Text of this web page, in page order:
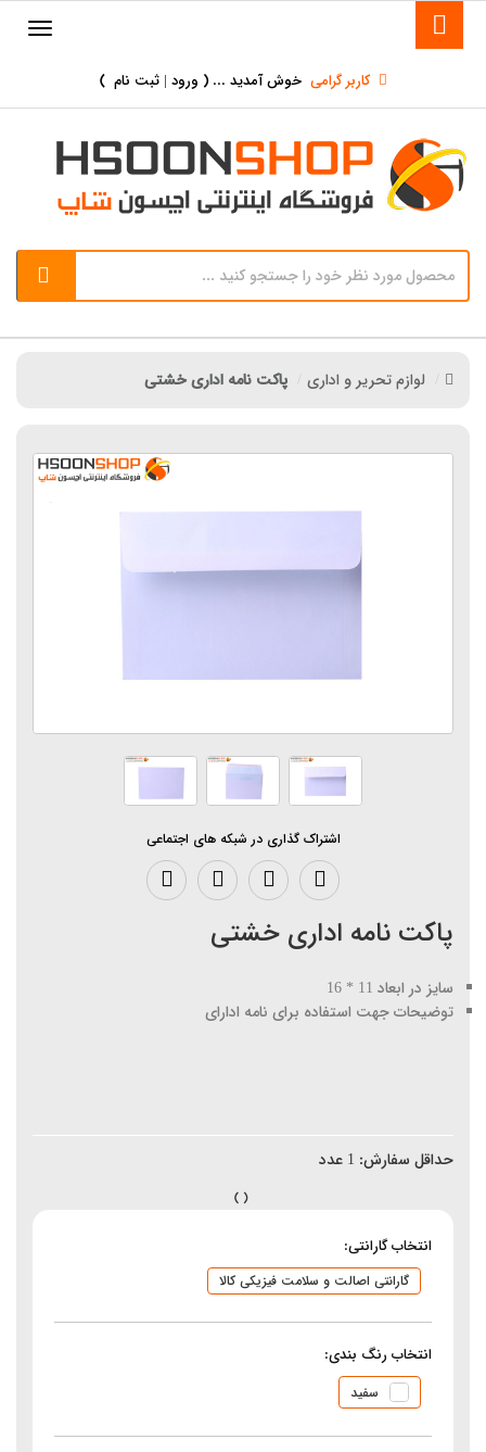
کاربر گرامی خوش آمدید ... ( ورود | ثبت نام )
لوازم تحریر و اداری پاکت نامه اداری خشتی
اشتراک گذاری در شبکه های اجتماعی
پاکت نامه اداری خشتی
سایز در ابعاد 11 * 16
توضیحات جهت استفاده برای نامه ادارای
حداقل سفارش: 1 عدد
انتخاب گارانتی:
گارانتی اصالت و سلامت فیزیکی کالا
انتخاب رنگ بندی:
سفید